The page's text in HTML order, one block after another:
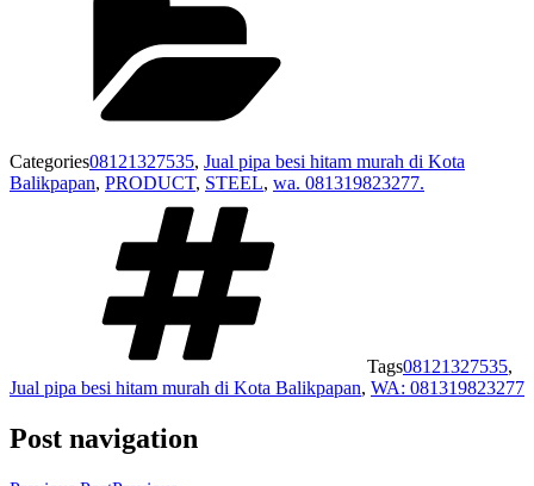
Categories08121327535, Jual pipa besi hitam murah di Kota
Balikpapan, PRODUCT, STEEL, wa. 081319823277.
Tags08121327535,
Jual pipa besi hitam murah di Kota Balikpapan, WA: 081319823277
Post navigation